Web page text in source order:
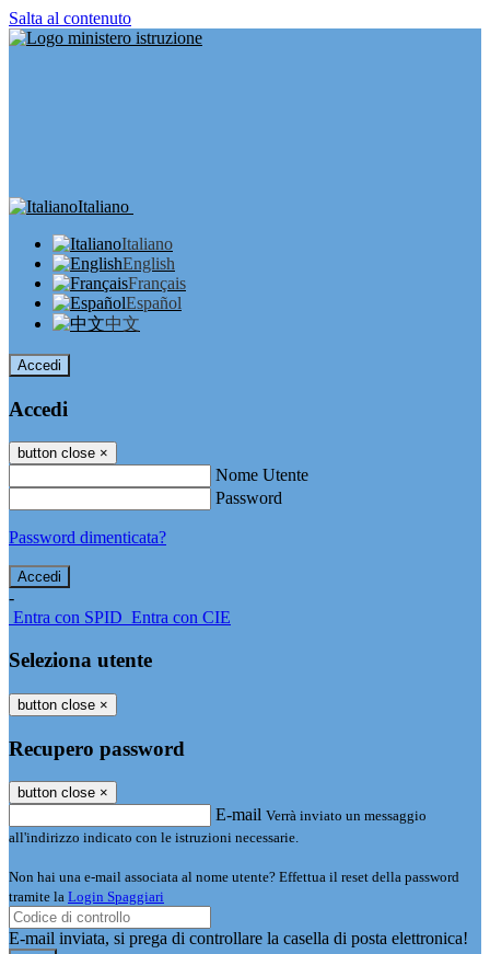
Salta al contenuto
Italiano
Italiano
English
Français
Español
中文
Accedi
Accedi
button close ×
Nome Utente
Password
Password dimenticata?
-
Entra con SPID Entra con CIE
Seleziona utente
button close ×
Recupero password
button close ×
E-mail Verrà inviato un messaggio
all'indirizzo indicato con le istruzioni necessarie.
Non hai una e-mail associata al nome utente? Effettua il reset della password
tramite la Login Spaggiari
E-mail inviata, si prega di controllare la casella di posta elettronica!